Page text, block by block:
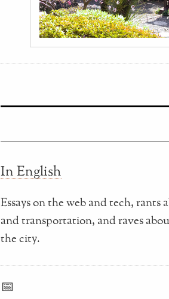
In English
Essays on the web and tech, rants
and transportation, and raves
the city.
📅